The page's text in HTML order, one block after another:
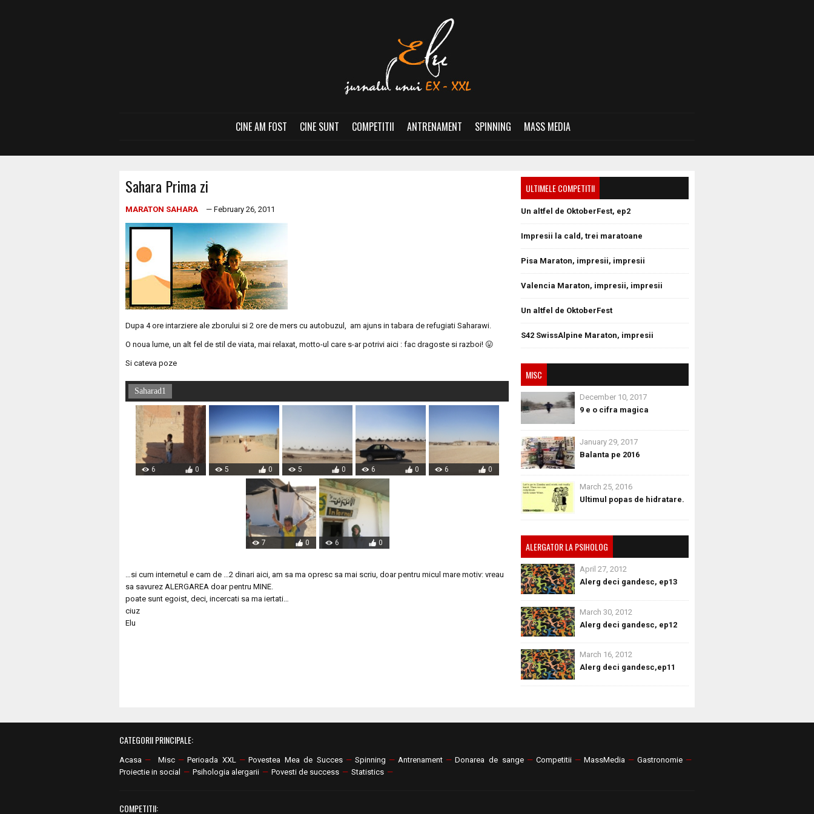
CINE AM FOST CINE SUNT COMPETITII ANTRENAMENT SPINNING MASS MEDIA
Sahara Prima zi
MARATON SAHARA — February 26, 2011
Dupa 4 ore intarziere ale zborului si 2 ore de mers cu autobuzul, am ajuns in tabara de refugiati Saharawi.
O noua lume, un alt fel de stil de viata, mai relaxat, motto-ul care s-ar potrivi aici : fac dragoste si razboi! 😛
Si cateva poze
Saharad1
6 0 5 0 5 0 6 0 6 0
7 0 6 0
…si cum internetul e cam de …2 dinari aici, am sa ma opresc sa mai scriu, doar pentru micul mare motiv: vreau
sa savurez ALERGAREA doar pentru MINE.
poate sunt egoist, deci, incercati sa ma iertati…
ciuz
Elu
ULTIMELE COMPETITII
Un altfel de OktoberFest, ep2
Impresii la cald, trei maratoane
Pisa Maraton, impresii, impresii
Valencia Maraton, impresii, impresii
Un altfel de OktoberFest
S42 SwissAlpine Maraton, impresii
MISC
December 10, 2017
9 e o cifra magica
January 29, 2017
Balanta pe 2016
March 25, 2016
Ultimul popas de hidratare.
ALERGATOR LA PSIHOLOG
April 27, 2012
Alerg deci gandesc, ep13
March 30, 2012
Alerg deci gandesc, ep12
March 16, 2012
Alerg deci gandesc,ep11
CATEGORII PRINCIPALE:
Acasa — Misc — Perioada XXL — Povestea Mea de Succes — Spinning — Antrenament — Donarea de sange — Competitii — MassMedia — Gastronomie —
Proiectie in social
— Psihologia alergarii — Povesti de success — Statistics —
COMPETITII: